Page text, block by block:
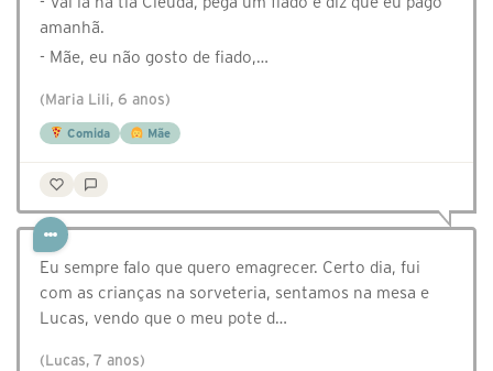
amanhã.
- Mãe, eu não gosto de fiado,…
(Maria Lili, 6 anos)
Comida Mãe
Eu sempre falo que quero emagrecer. Certo dia, fui
com as crianças na sorveteria, sentamos na mesa e
Lucas, vendo que o meu pote d…
(Lucas, 7 anos)